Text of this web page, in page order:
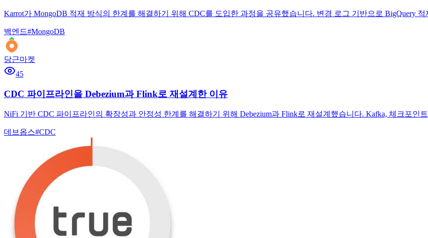
Karrot가 MongoDB 적재 방식의 한계를 해결하기 위해 CDC를 도입한 과정을 공유했습니다. 변경 로그 기반으로 BigQuery
백엔드#MongoDB
당근마켓
45
CDC 파이프라인을 Debezium과 Flink로 재설계한 이유
NiFi 기반 CDC 파이프라인의 확장성과 안정성 한계를 해결하기 위해 Debezium과 Flink로 재설계했습니다. Kafka, 체크포인
데브옵스#CDC